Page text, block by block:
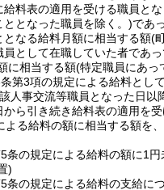
料表の適用を受ける職員と
となった職員を除く。)であ
なる給料月額に相当する額(
として在職していた者であ
に相当する額(特定職員にあっ
第3項の規定による給料として
人事交流等職員となった日以
ら引き続き給料表の適用を
る給料の額に相当する額を
条の規定による給料の額に1
)
の規定による給料の支給につ